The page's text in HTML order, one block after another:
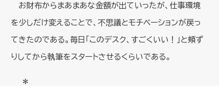
お財布からまあまあな金額が出ていったが、仕事環境
を少しだけ変えることで、不思議とモチベーションが戻っ
てきたのである。毎日「このデスク、すごくいい！」と頬ず
りしてから執筆をスタートさせるくらいである。
＊